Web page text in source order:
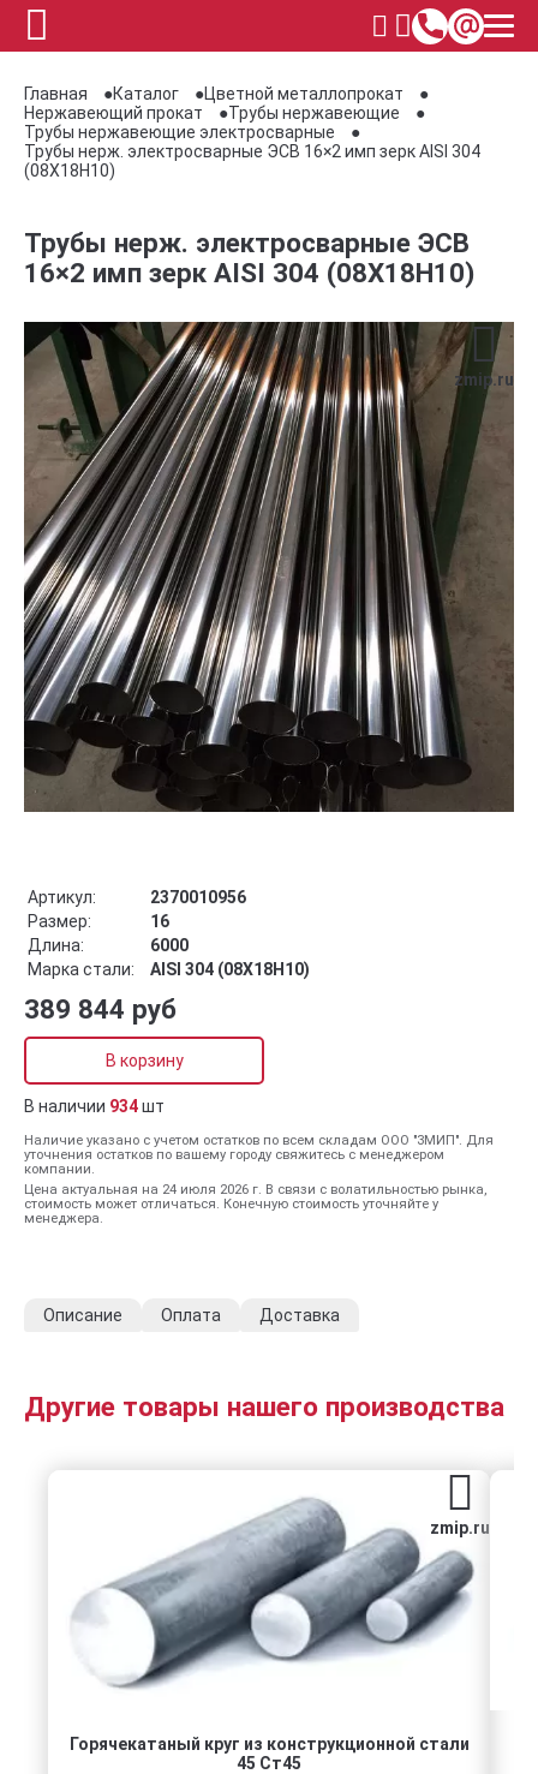
Главная Каталог
Цветной металлопрокат
Нержавеющий прокат
Трубы нержавеющие
Трубы нержавеющие электросварные
Трубы нерж. электросварные ЭСВ 16×2 имп зерк AISI 304
(08Х18Н10)
Трубы нерж. электросварные ЭСВ
16×2 имп зерк AISI 304 (08Х18Н10)
zmip.ru
Артикул:
2370010956
Размер:
16
Длина:
6000
Марка стали:
AISI 304 (08Х18Н10)
389 844 руб
В корзину
В наличии 934шт
Наличие указано с учетом остатков по всем складам ООО "ЗМИП". Для
уточнения остатков по вашему городу свяжитесь с менеджером
компании.
Цена актуальная на 24 июля 2026 г. В связи с волатильностью рынка,
стоимость может отличаться. Конечную стоимость уточняйте у
менеджера.
Описание Оплата Доставка
Другие товары нашего производства
zmip.ru
Горячекатаный круг из конструкционной стали
45 Ст45